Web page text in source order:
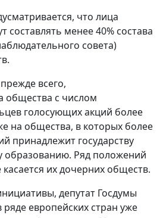
что лица
составлять менее 40% состава
совета)
всего,
общества с числом
голосующих акций более
на общества, в которых более
принадлежит государству
образованию. Ряд положений
их дочерних обществ.
депутат Госдумы
ряде европейских стран уже